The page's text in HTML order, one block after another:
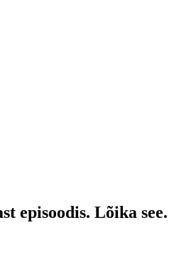
episoodis. Lõika see.